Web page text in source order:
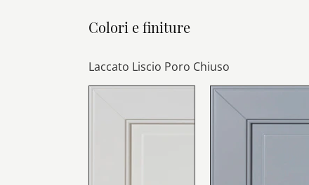
Colori e finiture
Laccato Liscio Poro Chiuso